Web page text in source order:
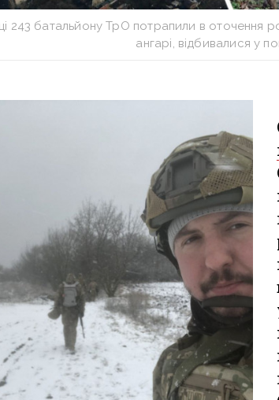
243 батальйону ТрО потрапили в оточення
ангарі, відбивалися у